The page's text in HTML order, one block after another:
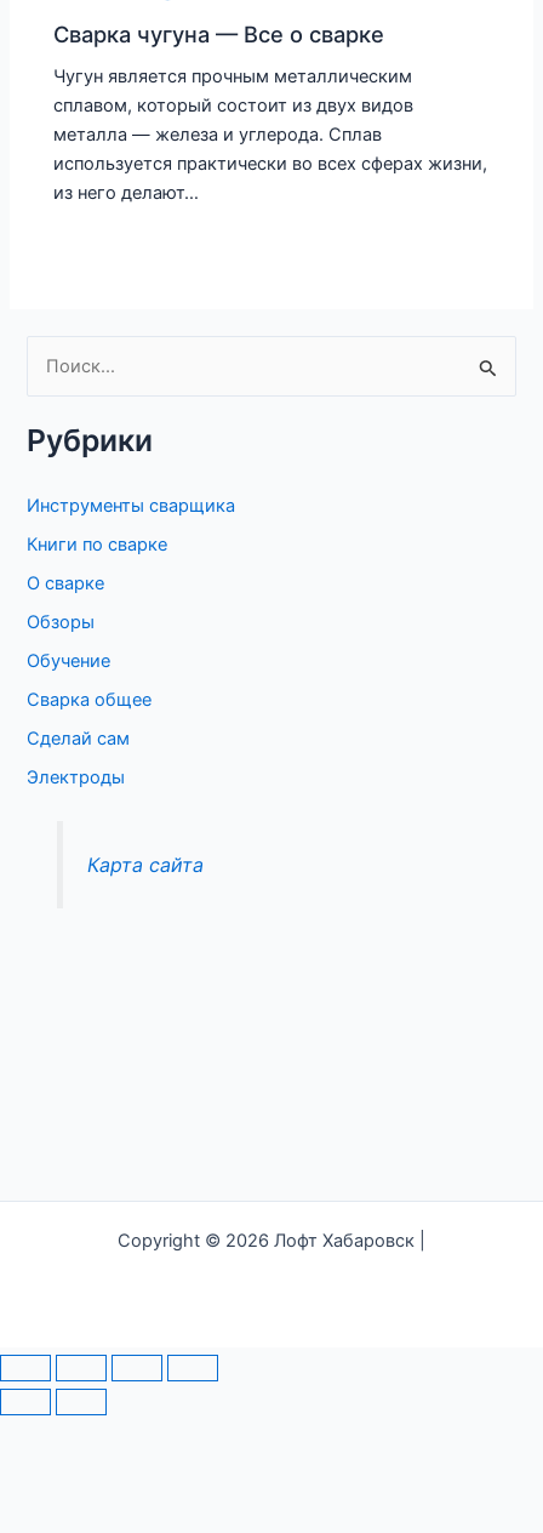
Сварка чугуна — Все о сварке
Чугун является прочным металлическим
сплавом, который состоит из двух видов
металла — железа и углерода. Сплав
используется практически во всех сферах жизни,
из него делают…
и
к
:
Рубрики
Инструменты сварщика
Книги по сварке
О сварке
Обзоры
Обучение
Сварка общее
Сделай сам
Электроды
Карта сайта
Copyright © 2026 Лофт Хабаровск |